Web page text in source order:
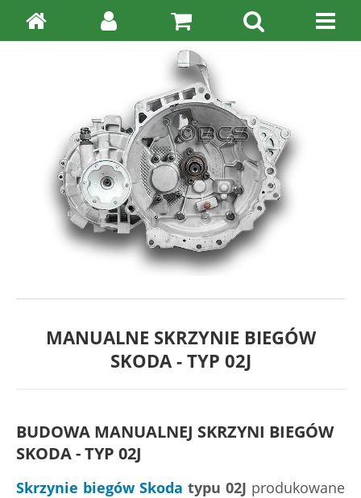
MANUALNE SKRZYNIE BIEGÓW
SKODA - TYP 02J
BUDOWA MANUALNEJ SKRZYNI BIEGÓW
SKODA - TYP 02J
Skrzynie biegów Skoda typu 02J produkowane